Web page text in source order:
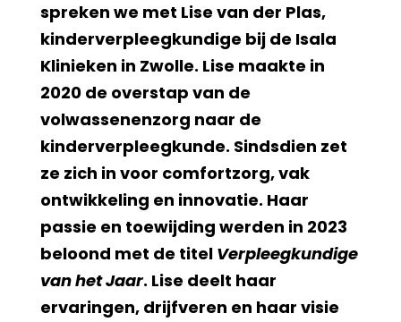
spreken we met Lise van der Plas,
kinderverpleegkundige bij de Isala
Klinieken in Zwolle. Lise maakte in
2020 de overstap van de
volwassenenzorg naar de
kinderverpleegkunde. Sindsdien zet
ze zich in voor comfortzorg, vak
ontwikkeling en innovatie. Haar
passie en toewijding werden in 2023
beloond met de titel Verpleegkundige
van het Jaar. Lise deelt haar
ervaringen, drijfveren en haar visie